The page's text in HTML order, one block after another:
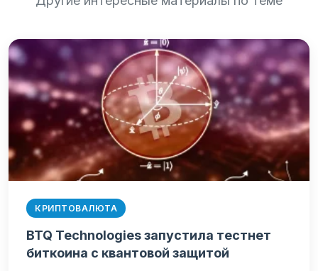
КРИПТОВАЛЮТА
BTQ Technologies запустила тестнет
биткоина с квантовой защитой